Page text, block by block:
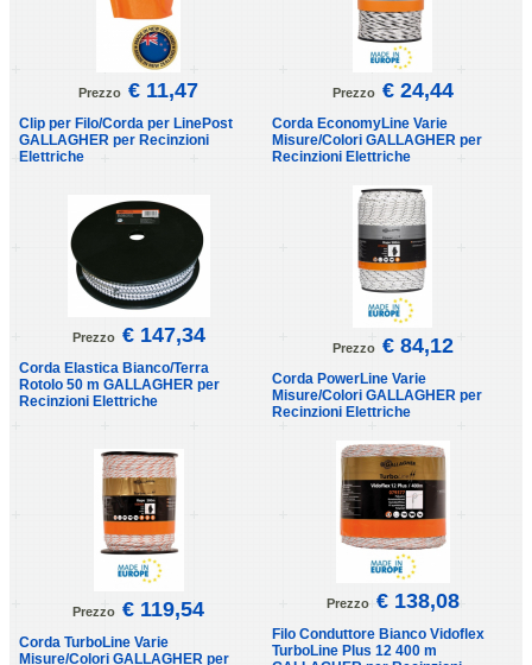
Prezzo € 11,47
Clip per Filo/Corda per LinePost
GALLAGHER per Recinzioni
Elettriche
Prezzo € 24,44
Corda EconomyLine Varie
Misure/Colori GALLAGHER per
Recinzioni Elettriche
Prezzo € 147,34
Corda Elastica Bianco/Terra
Rotolo 50 m GALLAGHER per
Recinzioni Elettriche
Prezzo € 84,12
Corda PowerLine Varie
Misure/Colori GALLAGHER per
Recinzioni Elettriche
Prezzo € 119,54
Corda TurboLine Varie
Misure/Colori GALLAGHER per
Prezzo € 138,08
Filo Conduttore Bianco Vidoflex
TurboLine Plus 12 400 m